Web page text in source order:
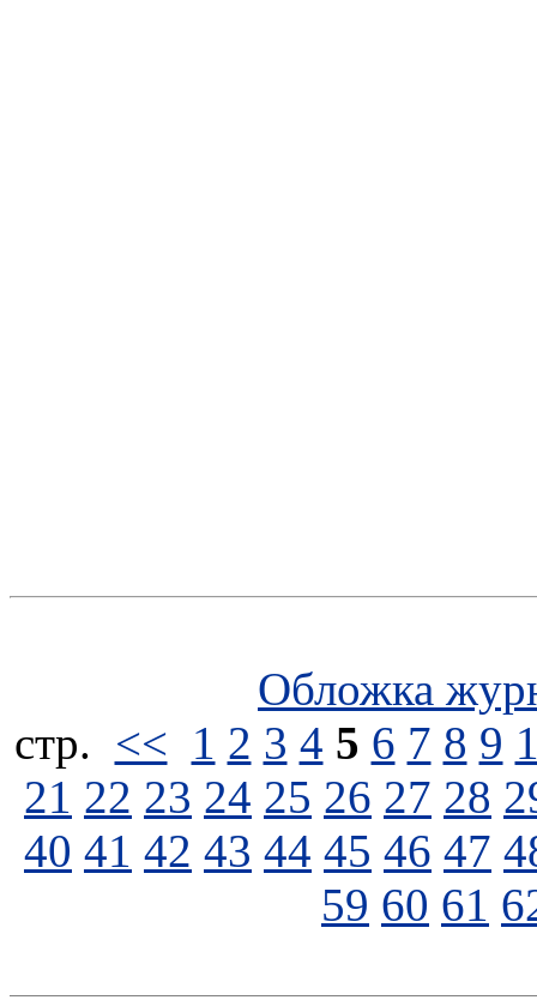
Обложка
стp. << 1 2 3 4 5 6 7 8 9
21 22 23 24 25 26 27 28
40 41 42 43 44 45 46 47
59 60 61